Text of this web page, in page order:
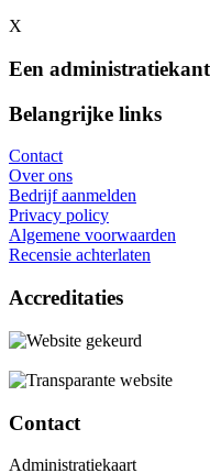
X
Een
Belangrijke links
Contact
Over ons
Bedrijf aanmelden
Privacy policy
Algemene voorwaarden
Recensie achterlaten
Accreditaties
Contact
Administratiekaart